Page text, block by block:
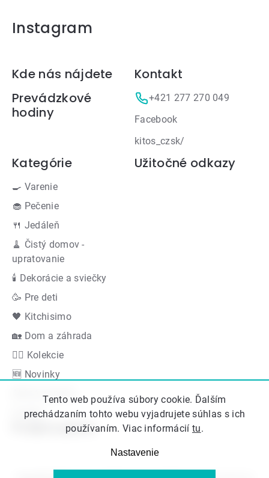
Tento web používa súbory cookie. Ďalším
prechádzaním tohto webu vyjadrujete súhlas s ich
používaním. Viac informácií tu.
Nastavenie
Instagram
Zápätie
Kde nás nájdete
Prevádzkové
hodiny
Kontakt
+421 277 270 049
Facebook
kitos_czsk/
Kategórie
🍳 Varenie
🧁 Pečenie
🍴 Jedáleň
🧹 Čistý domov -
upratovanie
🕯 Dekorácie a sviečky
🥳 Pre deti
🖤 Kitchisimo
🏡 Dom a záhrada
👍🏻 Kolekcie
🆕 Novinky
Akčná ponuka
Značky
Užitočné odkazy
Podporujeme